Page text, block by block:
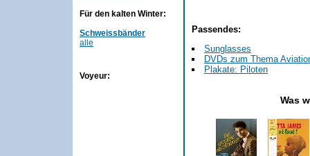
Für den kalten Winter:
Schweissbänder
alle
Voyeur:
Passendes:
Sunglasses
DVDs zum Thema
Plakate: Piloten
Was